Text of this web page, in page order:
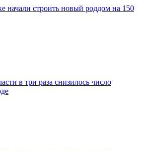
начали строить новый роддом на 150
в три раза снизилось число